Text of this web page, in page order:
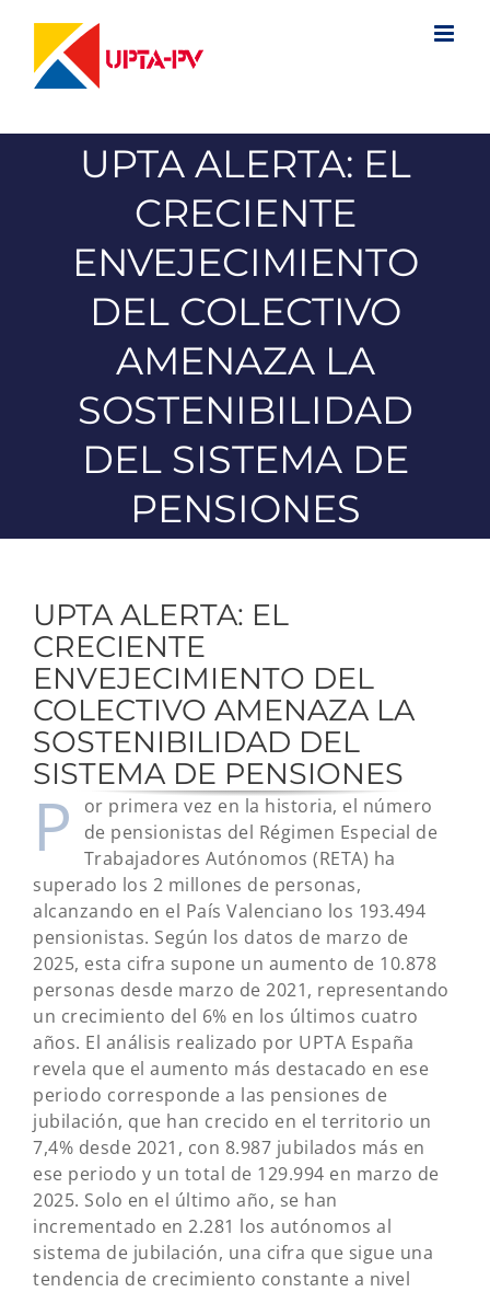
contenido
UPTA ALERTA: EL
CRECIENTE
ENVEJECIMIENTO
DEL COLECTIVO
AMENAZA LA
SOSTENIBILIDAD
DEL SISTEMA DE
PENSIONES
UPTA ALERTA: EL
CRECIENTE
ENVEJECIMIENTO DEL
COLECTIVO AMENAZA LA
SOSTENIBILIDAD DEL
SISTEMA DE PENSIONES
P
or primera vez en la historia, el número
de pensionistas del Régimen Especial de
Trabajadores Autónomos (RETA) ha
superado los 2 millones de personas,
alcanzando en el País Valenciano los 193.494
pensionistas. Según los datos de marzo de
2025, esta cifra supone un aumento de 10.878
personas desde marzo de 2021, representando
un crecimiento del 6% en los últimos cuatro
años. El análisis realizado por UPTA España
revela que el aumento más destacado en ese
periodo corresponde a las pensiones de
jubilación, que han crecido en el territorio un
7,4% desde 2021, con 8.987 jubilados más en
ese periodo y un total de 129.994 en marzo de
2025. Solo en el último año, se han
incrementado en 2.281 los autónomos al
sistema de jubilación, una cifra que sigue una
tendencia de crecimiento constante a nivel